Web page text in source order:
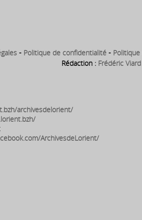
- Politique de confidentialité - Politique
Rédaction : Frédéric Viard
archivesdelorient/
ArchivesdeLorient/